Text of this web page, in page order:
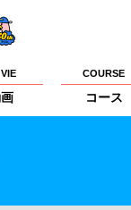
COURSE
コース